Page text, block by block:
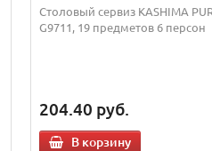
Столовый сервиз KASHIMA
G9711, 19 предметов 6 персон
204.40 руб.
В корзину